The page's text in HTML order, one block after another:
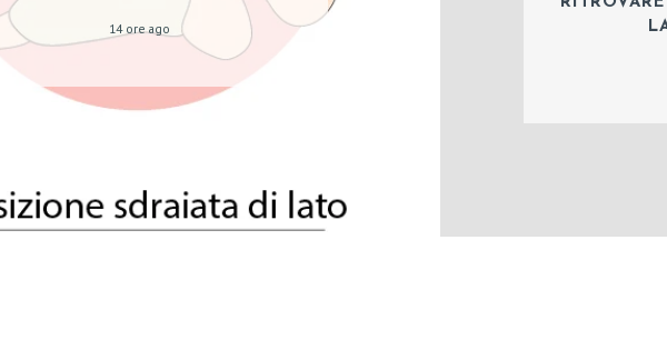
14 ore ago